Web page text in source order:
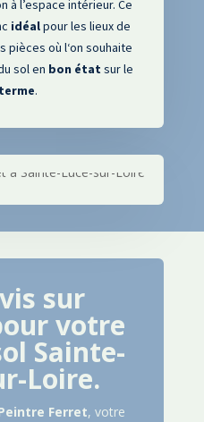
à l’espace intérieur. Ce
idéalpour les lieux de
pièces où l‘on souhaite
sol en bon état sur le
terme.
sur
votre
Sainte-
Loire.
Ferret, votre